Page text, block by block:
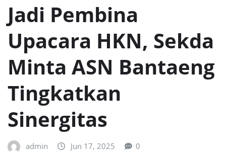
Jadi Pembina
Upacara HKN, Sekda
Minta ASN Bantaeng
Tingkatkan
Sinergitas
admin Jun 17, 2025 0